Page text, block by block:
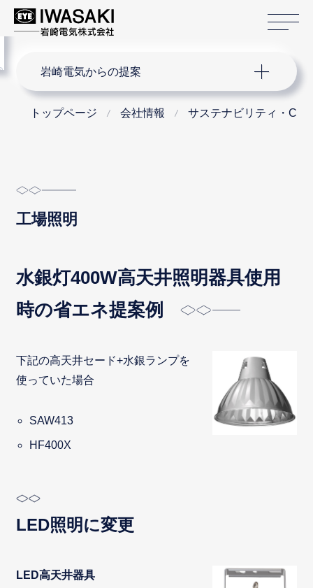
岩崎電気からの提案
トップページ 会社情報 サステナビリティ・
工場照明
水銀灯400W高天井照明器具使用
時の省エネ提案例
下記の高天井セード+水銀ランプを
使っていた場合
SAW413
HF400X
LED照明に変更
LED高天井器具
menu